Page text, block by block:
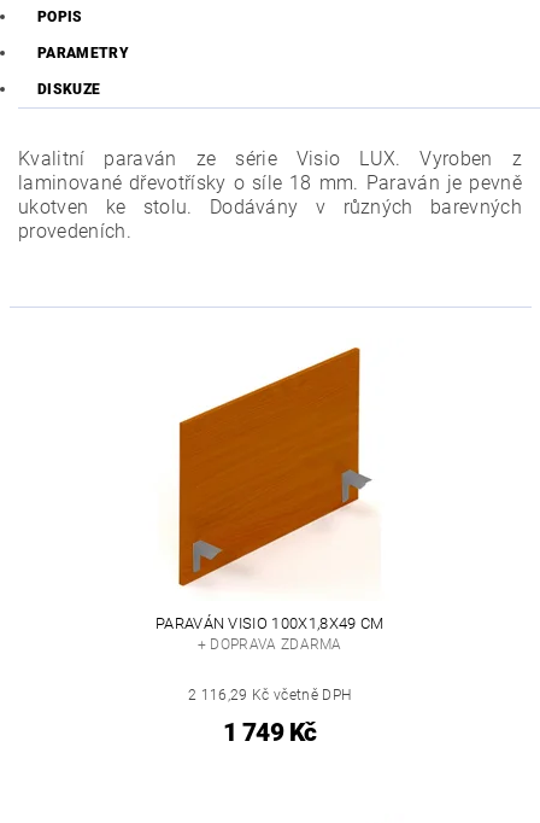
POPIS
PARAMETRY
DISKUZE
Kvalitní paraván ze série Visio LUX. Vyroben z
laminované dřevotřísky o síle 18 mm. Paraván je pevně
ukotven ke stolu. Dodávány v různých barevných
provedeních.
PARAVÁN VISIO 100X1,8X49 CM
+ DOPRAVA ZDARMA
2 116,29 Kč včetně DPH
1 749 Kč